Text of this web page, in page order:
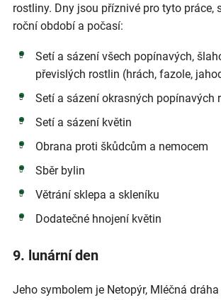
rostliny. Dny jsou příznivé pro tyto práce,
roční období a počasí:
Setí a sázení všech popínavých,
převislých rostlin (hrách, fazole,
Setí a sázení okrasných popínavých
Setí a sázení květin
Obrana proti škůdcům a nemocem
Sběr bylin
Větrání sklepa a skleníku
Dodatečné hnojení květin
9. lunární den
Jeho symbolem je Netopýr, Mléčná